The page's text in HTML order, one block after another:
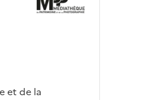
et de la